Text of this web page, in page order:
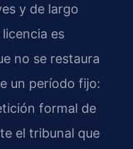
y de largo
es
no se restaura
un período fijo:
formal de
el tribunal que